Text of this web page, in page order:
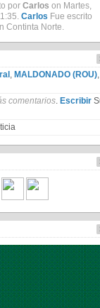
por Carlos on Martes,
Carlos Fue escrito
Continta Norte.
, MALDONADO (ROU),
comentarios. Escribir